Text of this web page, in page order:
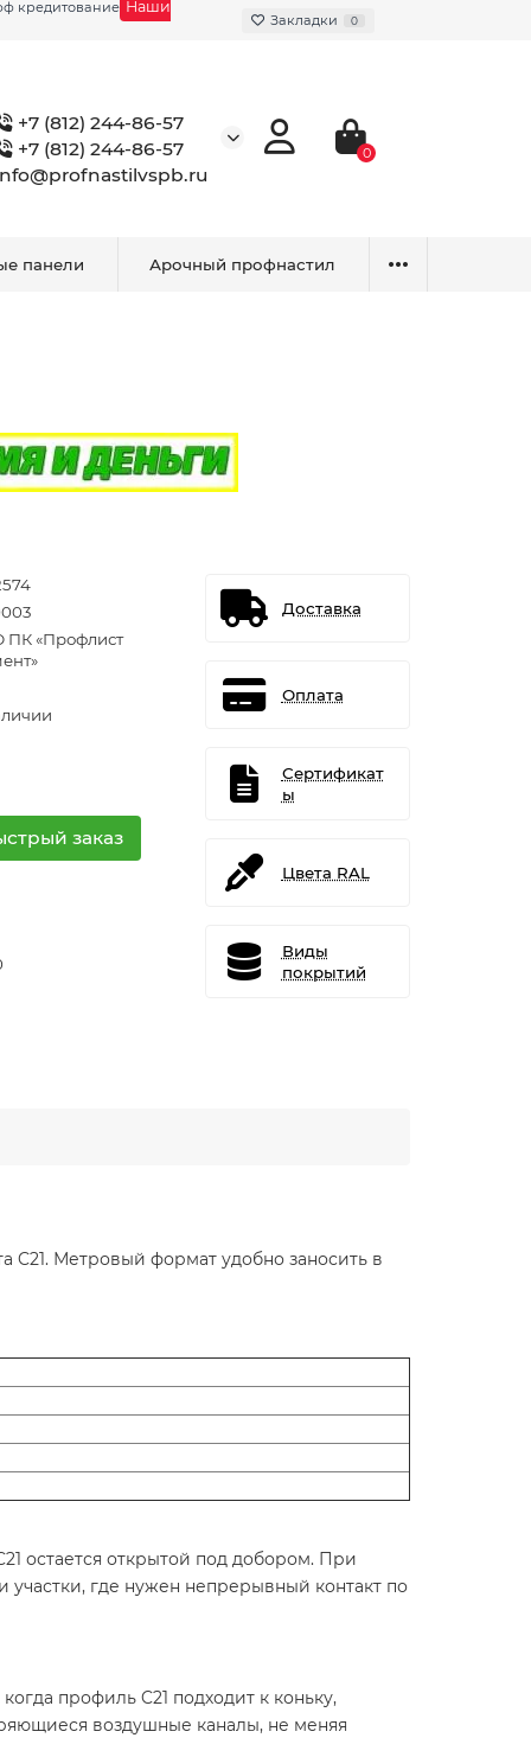
кредитование Наши
Закладки 0
+7 (812) 244-86-57
+7 (812) 244-86-57
0
панели Арочный профнастил
«Профлист
заказ
Доставка
Оплата
Сертификат
ы
Цвета RAL
Виды
покрытий
C21. Метровый формат удобно заносить в
остается открытой под добором. При
участки, где нужен непрерывный контакт по
профиль C21 подходит к коньку,
воздушные каналы, не меняя